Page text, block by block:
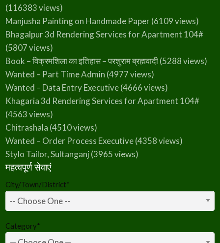
(116383 views)
Manjusha Painting on Handmade Paper(6109 views)
Bhagalpur 3d Rendering Services for Apartment 104#
(5807 views)
Book – विक्रमशिला का इतिहास – परशुराम ब्रह्मवादी(5288 views)
Wanted – Part Time Admin (4977 views)
Wanted – Data Entry Executive(4666 views)
Khagaria 3d Rendering Services for Apartment 104#
(4563 views)
Chitrashala (4510 views)
Wanted – Order Process Executive(4358 views)
Stylo Tailor, Sultanganj (3965 views)
महत्वपूर्ण सेवाएं
City/Town/District*
Category*